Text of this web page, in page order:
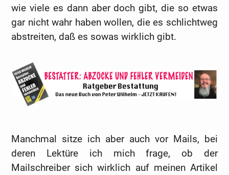
wie viele es dann aber doch gibt, die so etwas
gar nicht wahr haben wollen, die es schlichtweg
abstreiten, daß es sowas wirklich gibt.
Manchmal sitze ich aber auch vor Mails, bei
deren Lektüre ich mich frage, ob der
Mailschreiber sich wirklich auf meinen Artikel